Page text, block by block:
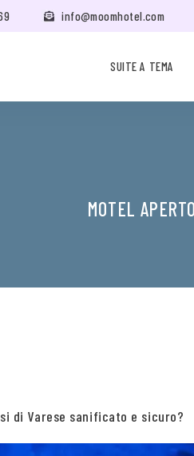
info@moomhotel.com
SUITE A TEMA
MOTEL
di Varese sanificato e sicuro?